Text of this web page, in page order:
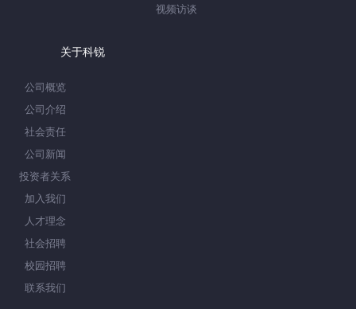
视频访谈
关于科锐
公司概览
公司介绍
社会责任
公司新闻
投资者关系
加入我们
人才理念
社会招聘
校园招聘
联系我们